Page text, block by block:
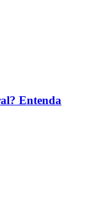
Entenda